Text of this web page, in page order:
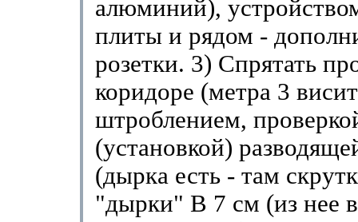
алюминий),
плиты и рядом -
розетки. 3) Спрятать
коридоре (метра 3
штроблением,
(установкой)
(дырка есть - там
"дырки" В 7 см (из нее